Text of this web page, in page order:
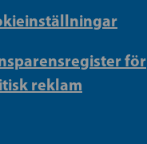
för
reklam